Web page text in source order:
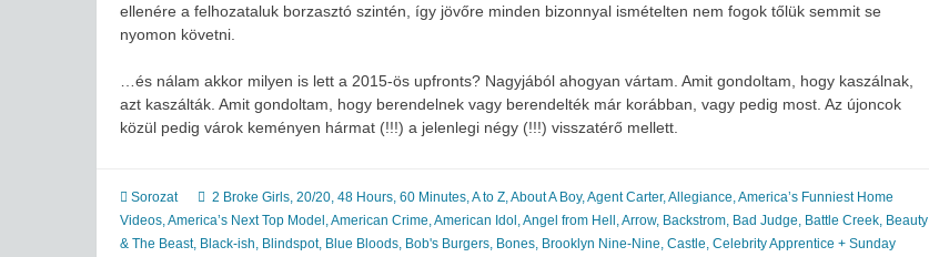
ellenére a felhozataluk borzasztó szintén, így jövőre minden bizonnyal ismételten nem fogok tőlük semmit se
nyomon követni.
…és nálam akkor milyen is lett a 2015-ös upfronts? Nagyjából ahogyan vártam. Amit gondoltam, hogy kaszálnak,
azt kaszálták. Amit gondoltam, hogy berendelnek vagy berendelték már korábban, vagy pedig most. Az újoncok
közül pedig várok keményen hármat (!!!) a jelenlegi négy (!!!) visszatérő mellett.
Sorozat 2 Broke Girls, 20/20, 48 Hours, 60 Minutes,A to Z,About A Boy,Agent Carter,Allegiance,America’s Funniest Home
Videos,America’s Next Top Model ,American Crime,American Idol ,Angel from Hell ,Arrow, Backstrom, Bad Judge, Battle Creek, Beauty
& The Beast, Black-ish, Blindspot, Blue Bloods, Bob's Burgers, Bones, Brooklyn Nine-Nine, Castle, Celebrity Apprentice + Sunday